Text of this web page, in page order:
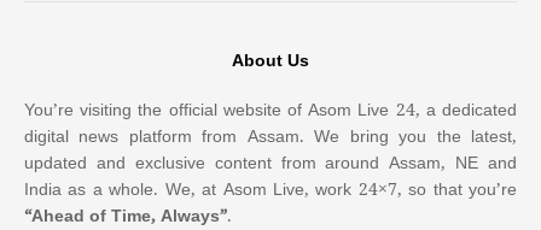
About Us
You’re visiting the official website of Asom Live 24, a dedicated
digital news platform from Assam. We bring you the latest,
updated and exclusive content from around Assam, NE and
India as a whole. We, at Asom Live, work 24×7, so that you’re
“Ahead of Time, Always”.